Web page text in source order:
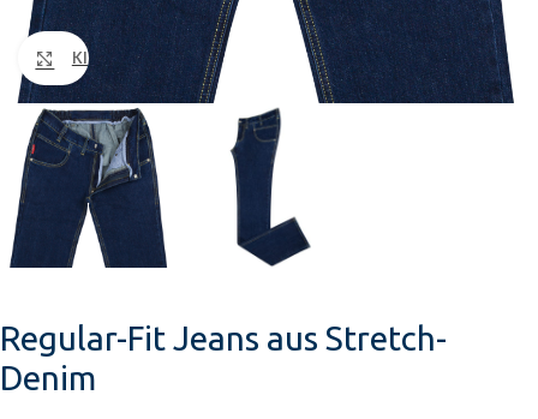
Klik om te vergroten
Regular-Fit Jeans aus Stretch-
Denim